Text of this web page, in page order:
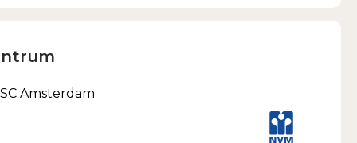
Amsterdam